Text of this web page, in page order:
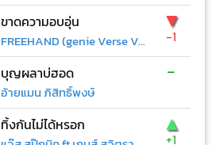
ขาดความอบอุ่น
FREEHAND (genie Verse Vol.1)
▼
-1
บุญผลาบ่ฮอด
อ้ายแมน ภิสิทธิ์พงษ์
-
ทิ้งกันไม่ได้หรอก ▲
+1